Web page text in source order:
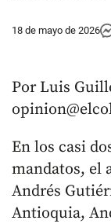
18 de mayo de 2026
Por Luis
En los casi
mandatos, el
Andrés
Antioquia,